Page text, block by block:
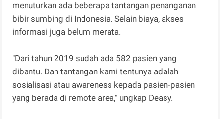
menuturkan ada beberapa tantangan penanganan
bibir sumbing di Indonesia. Selain biaya, akses
informasi juga belum merata.
"Dari tahun 2019 sudah ada 582 pasien yang
dibantu. Dan tantangan kami tentunya adalah
sosialisasi atau awareness kepada pasien-pasien
yang berada di remote area," ungkap Deasy.